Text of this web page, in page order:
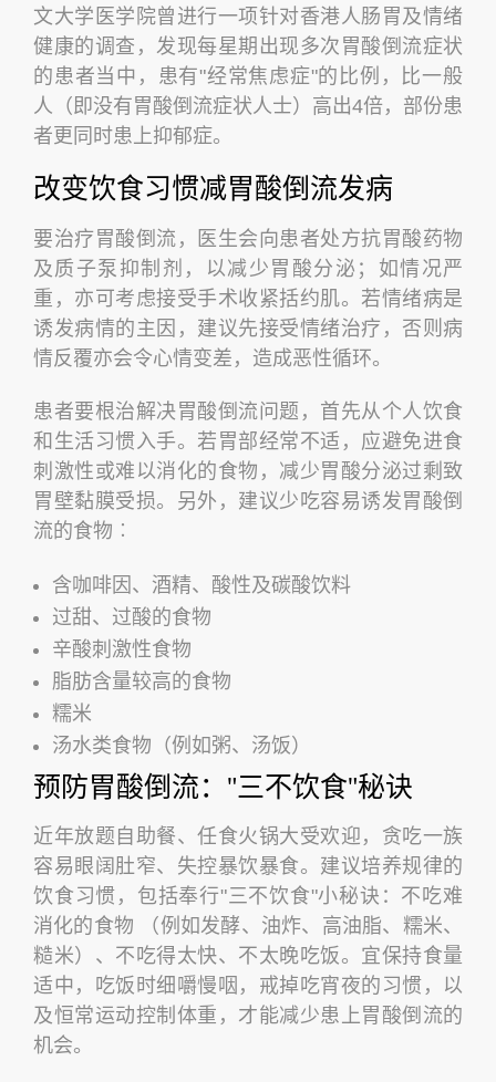
文大学医学院曾进行一项针对香港人肠胃及情绪
健康的调查，发现每星期出现多次胃酸倒流症状
的患者当中，患有"经常焦虑症"的比例，比一般
人（即没有胃酸倒流症状人士）高出4倍，部份患
者更同时患上抑郁症。
改变饮食习惯减胃酸倒流发病
要治疗胃酸倒流，医生会向患者处方抗胃酸药物
及质子泵抑制剂，以减少胃酸分泌；如情况严
重，亦可考虑接受手术收紧括约肌。若情绪病是
诱发病情的主因，建议先接受情绪治疗，否则病
情反覆亦会令心情变差，造成恶性循环。
患者要根治解决胃酸倒流问题，首先从个人饮食
和生活习惯入手。若胃部经常不适，应避免进食
刺激性或难以消化的食物，减少胃酸分泌过剩致
胃壁黏膜受损。另外，建议少吃容易诱发胃酸倒
流的食物︰
含咖啡因、酒精、酸性及碳酸饮料
过甜、过酸的食物
辛酸刺激性食物
脂肪含量较高的食物
糯米
汤水类食物（例如粥、汤饭）
预防胃酸倒流："三不饮食"秘诀
近年放题自助餐、任食火锅大受欢迎，贪吃一族
容易眼阔肚窄、失控暴饮暴食。建议培养规律的
饮食习惯，包括奉行"三不饮食"小秘诀：不吃难
消化的食物 （例如发酵、油炸、高油脂、糯米、
糙米）、不吃得太快、不太晚吃饭。宜保持食量
适中，吃饭时细嚼慢咽，戒掉吃宵夜的习惯，以
及恒常运动控制体重，才能减少患上胃酸倒流的
机会。